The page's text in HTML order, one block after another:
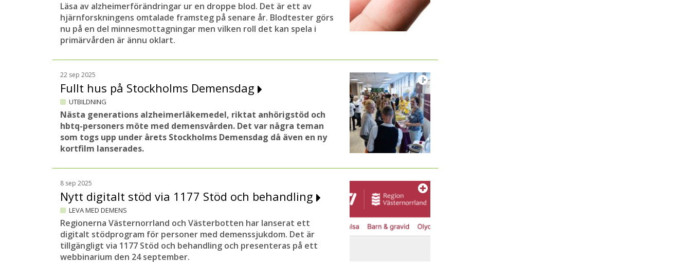
Läsa av alzheimerförändringar ur en droppe blod. Det är ett av
hjärnforskningens omtalade framsteg på senare år. Blodtester görs
nu på en del minnesmottagningar men vilken roll det kan spela i
primärvården är ännu oklart.
22 sep 2025
Fullt hus på Stockholms Demensdag
UTBILDNING
Nästa generations alzheimerläkemedel, riktat anhörigstöd och
hbtq-personers möte med demensvården. Det var några teman
som togs upp under årets Stockholms Demensdag då även en ny
kortfilm lanserades.
8 sep 2025
Nytt digitalt stöd via 1177 Stöd och behandling
LEVA MED DEMENS
Regionerna Västernorrland och Västerbotten har lanserat ett
digitalt stödprogram för personer med demenssjukdom. Det är
tillgängligt via 1177 Stöd och behandling och presenteras på ett
webbinarium den 24 september.